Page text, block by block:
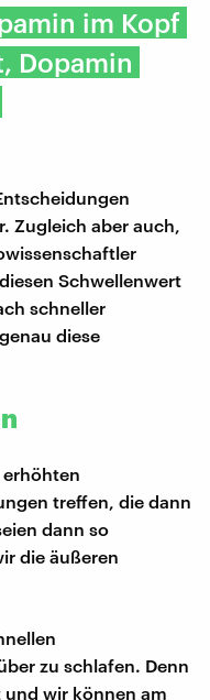
im Kopf
Dopamin
Zugleich aber auch,
Schwellenwert
schneller
diese
erhöhten
treffen, die dann
dann so
die äußeren
zu schlafen. Denn
und wir können am